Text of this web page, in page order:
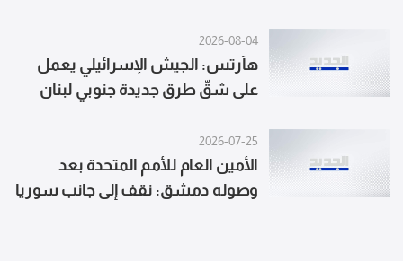
2026-08-04
هآرتس: الجيش الإسرائيلي يعمل
على شقّ طرق جديدة جنوبي لبنان
2026-07-25
الأمين العام للأمم المتحدة بعد
وصوله دمشق: نقف إلى جانب سوريا